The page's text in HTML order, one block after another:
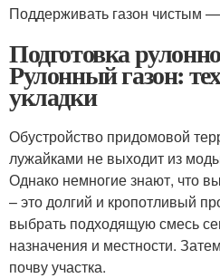
Поддерживать газон чистым
Подготовка
Рулонный газон:
укладки
Обустройство придомовой
лужайками не выходит из
Однако немногие знают, что
– это долгий и кропотливый
выбрать подходящую смесь
назначения и местности.
почву участка.